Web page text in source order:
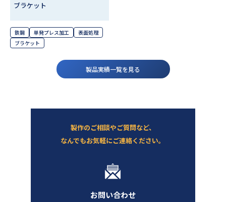
ブラケット
鉄鋼 単発プレス加工
表面処理
ブラケット
製品実績一覧を見る
製作のご相談やご質問など、
なんでもお気軽にご連絡ください。
お問い合わせ